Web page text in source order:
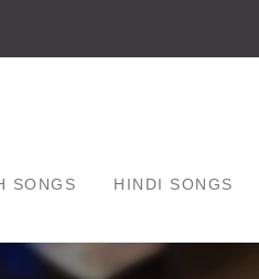
SONGS HINDI SONGS